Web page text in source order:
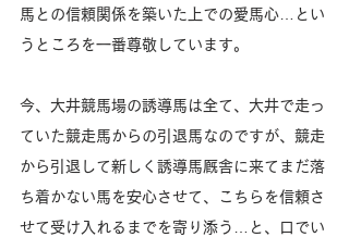
馬との信頼関係を築いた上での愛馬心…とい
うところを一番尊敬しています。
今、大井競馬場の誘導馬は全て、大井で走っ
ていた競走馬からの引退馬なのですが、競走
から引退して新しく誘導馬厩舎に来てまだ落
ち着かない馬を安心させて、こちらを信頼さ
せて受け入れるまでを寄り添う…と、口でい